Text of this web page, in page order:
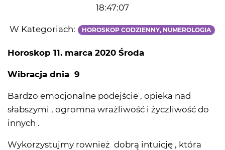
18:47:07
W Kategoriach: HOROSKOP CODZIENNY, NUMEROLOGIA
Horoskop 11. marca 2020 Środa
Wibracja dnia 9
Bardzo emocjonalne podejście , opieka nad
słabszymi , ogromna wrażliwość i życzliwość do
innych .
Wykorzystujmy rownież dobrą intuicję , która